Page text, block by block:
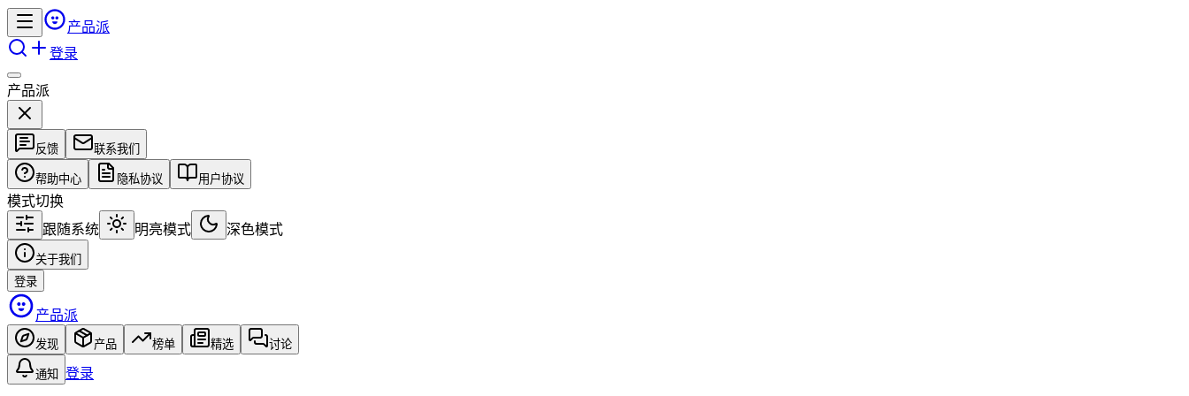
产品派
登录
产品派
反馈 联系我们
帮助中心 隐私协议 用户协议
模式切换
跟随系统
明亮模式 深色模式
关于我们
登录
产品派
发现 产品 榜单 精选 讨论
通知 登录